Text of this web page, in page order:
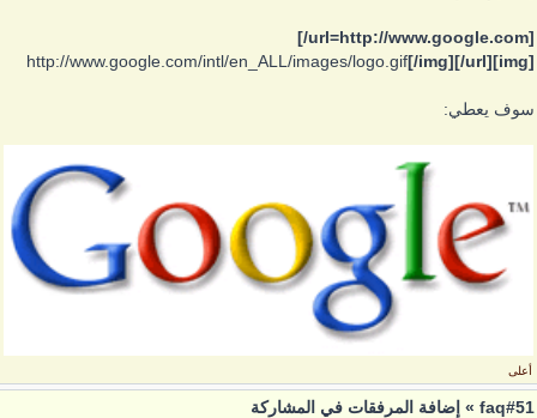
[url=http://www.google.com/]
[img]
http://www.google.com/intl/en_ALL/images/logo.gif[/img][/url]
سوف يعطي:
أعلى
faq#51 » إضافة المرفقات في المشاركة